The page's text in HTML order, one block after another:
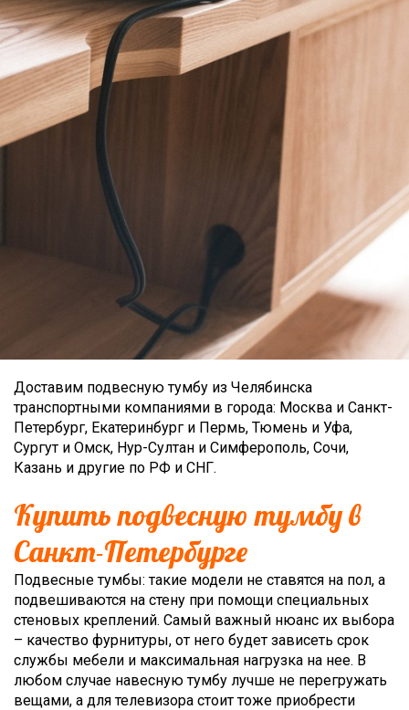
Доставим подвесную тумбу из Челябинска
транспортными компаниями в города: Москва и Санкт-
Петербург, Екатеринбург и Пермь, Тюмень и Уфа,
Сургут и Омск, Нур-Султан и Симферополь, Сочи,
Казань и другие по РФ и СНГ.
Купить подвесную тумбу в
Санкт-Петербурге
Подвесные тумбы: такие модели не ставятся на пол, а
подвешиваются на стену при помощи специальных
стеновых креплений. Самый важный нюанс их выбора
– качество фурнитуры, от него будет зависеть срок
службы мебели и максимальная нагрузка на нее. В
любом случае навесную тумбу лучше не перегружать
вещами, а для телевизора стоит тоже приобрести